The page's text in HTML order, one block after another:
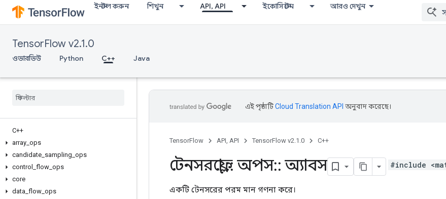
ইনস্টল করুন শিখুন API, API ইকোসিস্টেম আরও দেখুন
TensorFlow v2.1.0
ওভারভিউ Python C++ Java
C++
array ops
candidate sampling ops
control
flow ops
core
data flow ops
এই পৃষ্ঠাটিCloud Translation API অনুবাদ করেছে।
TensorFlow API, API TensorFlow v2.1.0 C++
টেনসরফ্লো:: অপস:: অ্যাবস #include
একটি টেনসরের পরম মান গণনা করে।